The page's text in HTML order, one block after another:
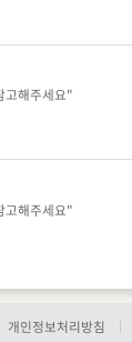
고해주세요"
고해주세요"
개인정보처리방침